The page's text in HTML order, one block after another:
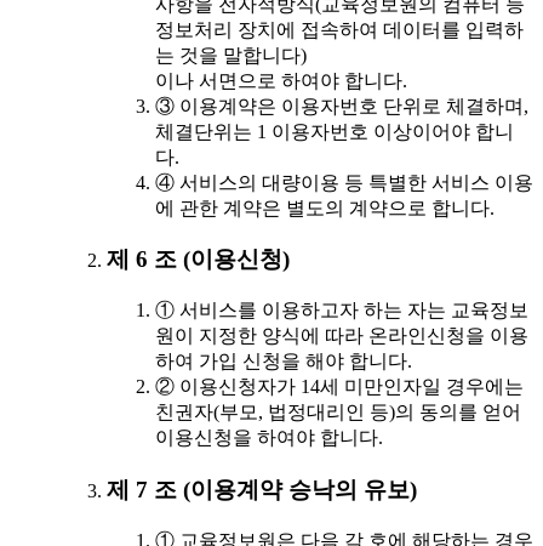
정보처리 장치에 접속하여 데이터를 입력하
는 것을 말합니다)
이나 서면으로 하여야 합니다.
③ 이용계약은 이용자번호 단위로 체결하며,
체결단위는 1 이용자번호 이상이어야 합니
다.
④ 서비스의 대량이용 등 특별한 서비스 이용
에 관한 계약은 별도의 계약으로 합니다.
제 6 조 (이용신청)
① 서비스를 이용하고자 하는 자는 교육정보
원이 지정한 양식에 따라 온라인신청을 이용
하여 가입 신청을 해야 합니다.
② 이용신청자가 14세 미만인자일 경우에는
친권자(부모, 법정대리인 등)의 동의를 얻어
이용신청을 하여야 합니다.
제 7 조 (이용계약 승낙의 유보)
① 교육정보원은 다음 각 호에 해당하는 경우